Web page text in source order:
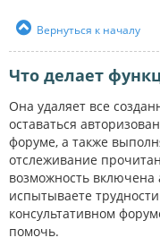
Вернуться к началу
Что делает
Она удаляет все
оставаться
форуме, а также
отслеживание
возможность
испытываете
консультативном
помочь.